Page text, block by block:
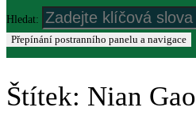
Hledat:
Přepínání postranního panelu a navigace
Štítek: Nian Gao